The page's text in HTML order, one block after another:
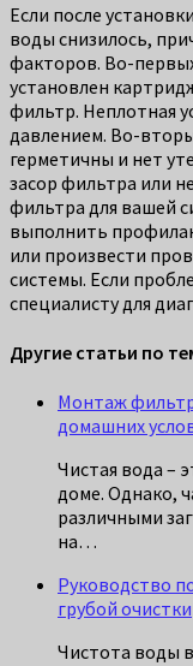
Если после
воды снизилось,
факторов. Во-
установлен
фильтр. Неплотная
давлением. Во-
герметичны и нет
засор фильтра или
фильтра для вашей
выполнить
или произвести
системы. Если
специалисту для
Другие статьи по
Монтаж
домашних
Чистая вода –
доме. Однако,
различными
на…
Руководство
грубой очистки
Чистота воды